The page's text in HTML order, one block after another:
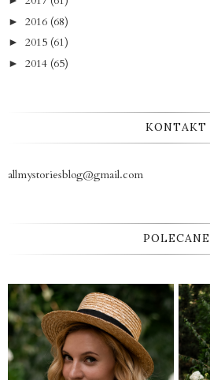
► 2016 (68)
► 2015 (61)
► 2014 (65)
KONTAKT
allmystoriesblog@gmail.com
POLECANE